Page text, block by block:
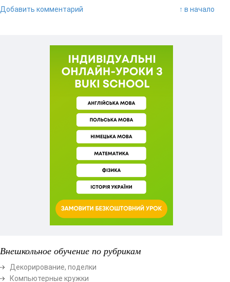
Добавить комментарий ↑ в начало
Внешкольное обучение по рубрикам
Декорирование, поделки
Компьютерные кружки